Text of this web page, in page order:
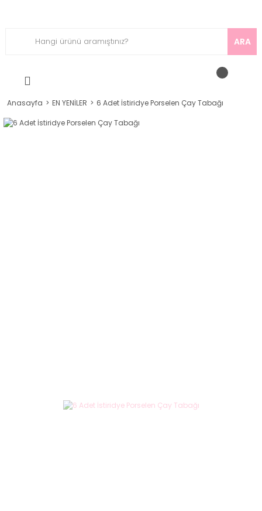
ARA
Anasayfa EN YENİLER 6 Adet İstiridye Porselen Çay Tabağı